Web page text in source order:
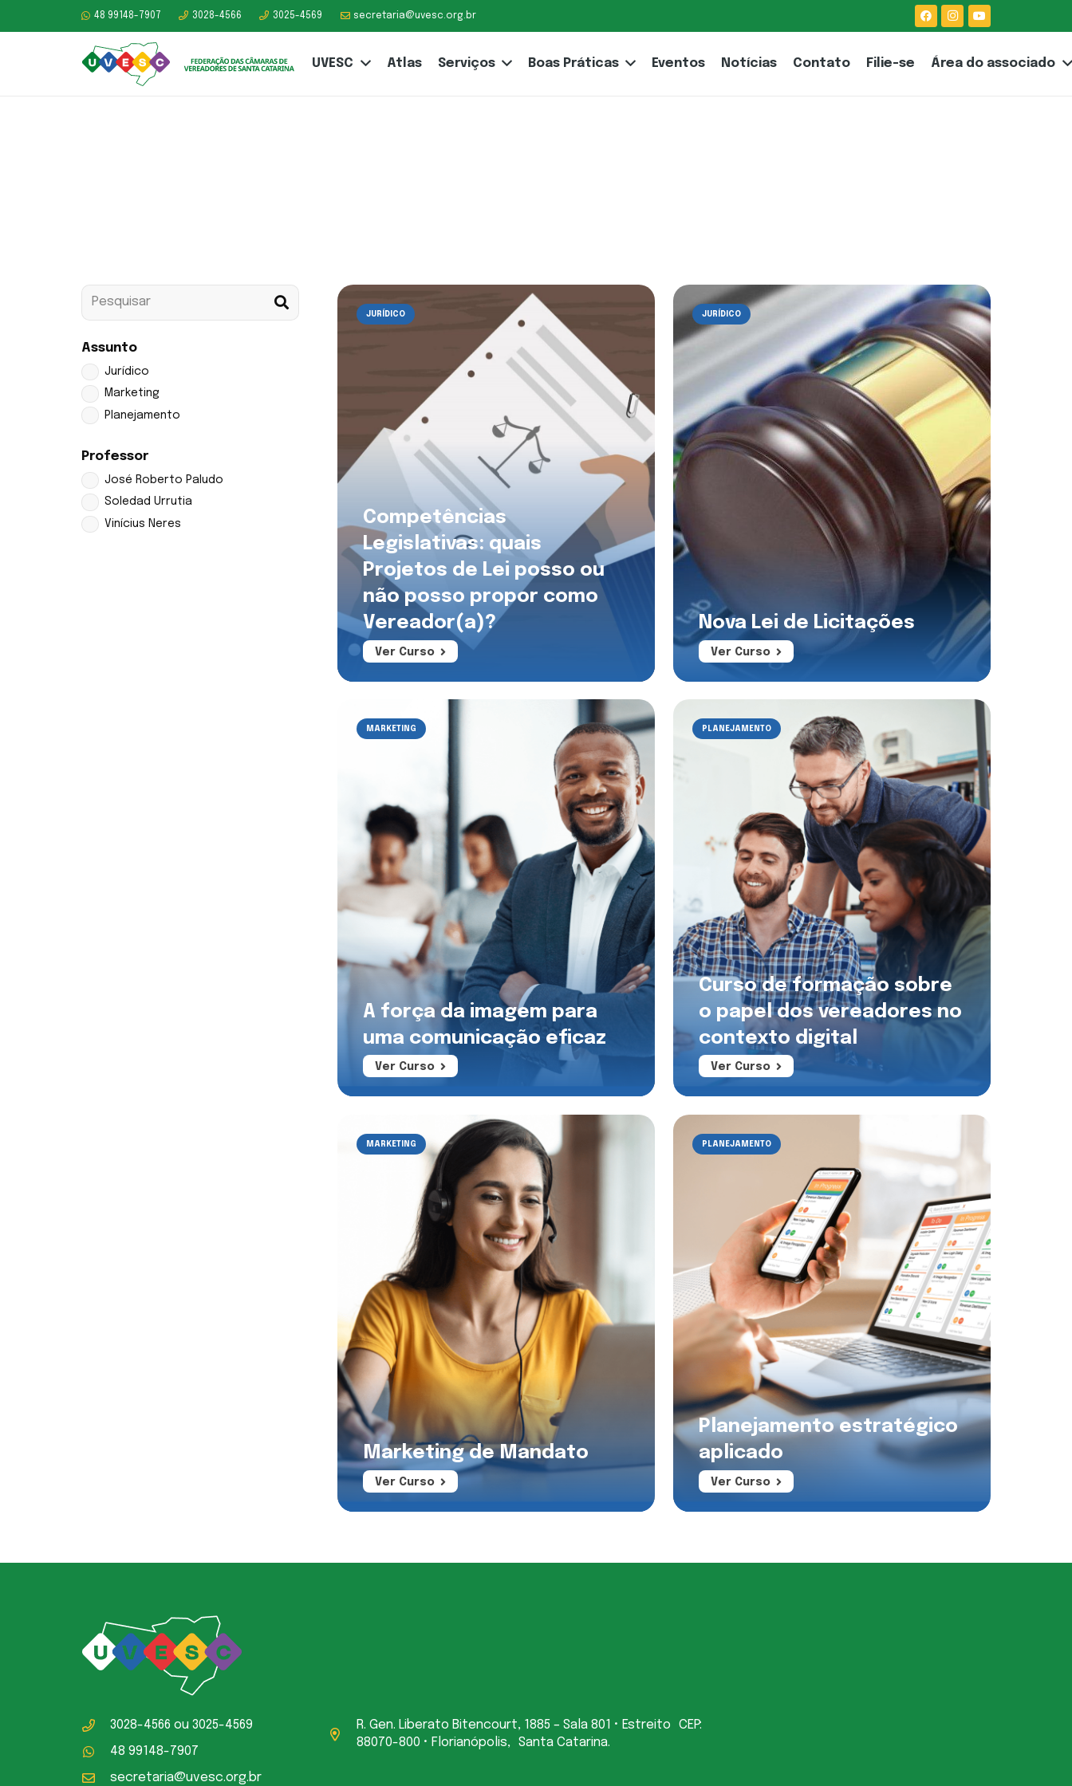
48 99148-7907 3028-4566 3025-4569 secretaria@uvesc.org.br
UVESC Atlas Serviços Boas Práticas Eventos Notícias Contato Filie-se Área do associado
Assunto
Jurídico
Marketing
Planejamento
Professor
José Roberto Paludo
Soledad Urrutia
Vinícius Neres
JURÍDICO
Competências
Legislativas: quais
Projetos de Lei posso ou
não posso propor como
Vereador(a)?
Ver Curso
JURÍDICO
Nova Lei de Licitações
Ver Curso
MARKETING
A força da imagem para
uma comunicação eficaz
Ver Curso
PLANEJAMENTO
Curso de formação sobre
o papel dos vereadores no
contexto digital
Ver Curso
MARKETING
Marketing de Mandato
Ver Curso
PLANEJAMENTO
Planejamento estratégico
aplicado
Ver Curso
3028-4566 ou 3025-4569
48 99148-7907
secretaria@uvesc.org.br
R. Gen. Liberato Bitencourt, 1885 – Sala 801 • Estreito CEP:
88070-800 • Florianópolis, Santa Catarina.